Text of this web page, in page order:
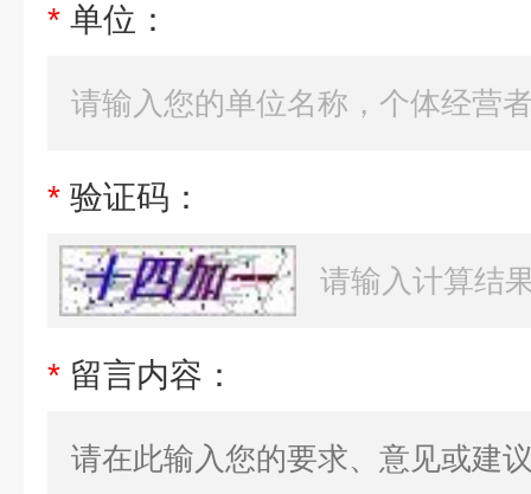
* 单位：
* 验证码：
* 留言内容：